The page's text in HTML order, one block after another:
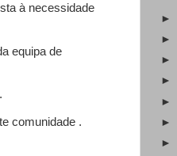
à necessidade
equipa de
comunidade .
►
►
►
►
►
►
►